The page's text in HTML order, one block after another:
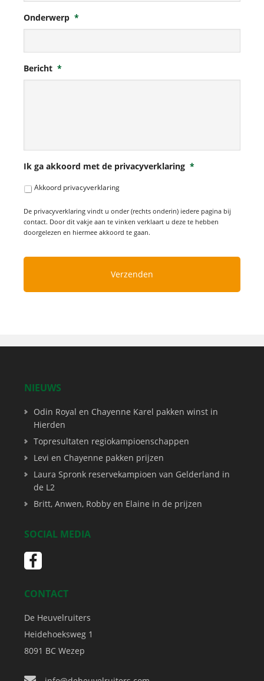
Onderwerp *
Bericht *
Ik ga akkoord met de privacyverklaring *
Akkoord privacyverklaring
De privacyverklaring vindt u onder (rechts onderin) iedere pagina bij
contact. Door dit vakje aan te vinken verklaart u deze te hebben
doorgelezen en hiermee akkoord te gaan.
NIEUWS
Odin Royal en Chayenne Karel pakken winst in
Hierden
Topresultaten regiokampioenschappen
Levi en Chayenne pakken prijzen
Laura Spronk reservekampioen van Gelderland in
de L2
Britt, Anwen, Robby en Elaine in de prijzen
SOCIAL MEDIA
CONTACT
De Heuvelruiters
Heidehoeksweg 1
8091 BC Wezep